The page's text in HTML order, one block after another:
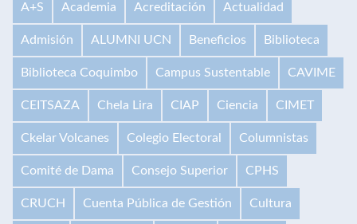
A+S Academia Acreditación Actualidad
Admisión ALUMNI UCN Beneficios Biblioteca
Biblioteca Coquimbo Campus Sustentable CAVIME
CEITSAZA Chela Lira CIAP Ciencia CIMET
Ckelar Volcanes Colegio Electoral Columnistas
Comité de Dama Consejo Superior CPHS
CRUCH Cuenta Pública de Gestión Cultura